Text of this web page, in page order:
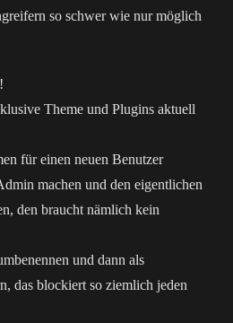
so schwer wie nur möglich
Theme und Plugins aktuell
für einen neuen Benutzer
machen und den eigentlichen
den braucht nämlich kein
und dann als
das blockiert so ziemlich jeden